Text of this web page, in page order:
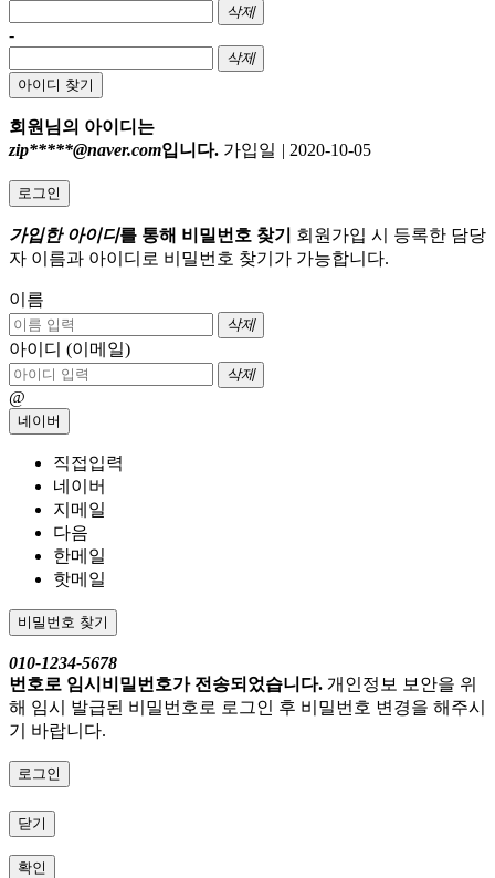
삭제
-
삭제
아이디 찾기
회원님의 아이디는
zip*****@naver.com입니다. 가입일 | 2020-10-05
로그인
가입한 아이디를 통해 비밀번호 찾기
회원가입 시 등록한 담당
자 이름과 아이디로 비밀번호 찾기가 가능합니다.
이름
삭제
아이디 (이메일)
삭제
@
네이버
직접입력
네이버
지메일
다음
한메일
핫메일
비밀번호 찾기
010-1234-5678
번호로 임시비밀번호가 전송되었습니다. 개인정보 보안을 위
해 임시 발급된 비밀번호로 로그인 후 비밀번호 변경을 해주시
기 바랍니다.
로그인
닫기
확인